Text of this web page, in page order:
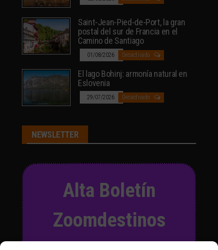
Saint-Jean-Pied-de-Port, la gran
postal del sur de Francia en el
Camino de Santiago
01/08/2026 Desactivado
El lago Bohinj: armonía natural en
Eslovenia
29/07/2026 Desactivado
NEWSLETTER
Alta Boletín
Zoomdestinos